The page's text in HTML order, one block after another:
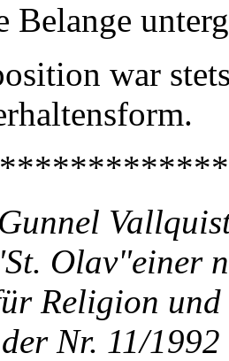
Belange
war
Olav"einer
Religion
Nr. 11/